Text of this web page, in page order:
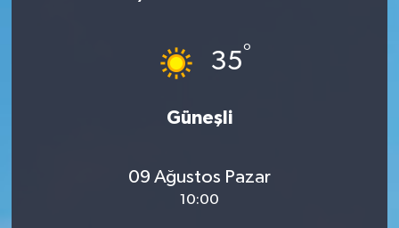
35°
Güneşli
09 Ağustos Pazar
10:00